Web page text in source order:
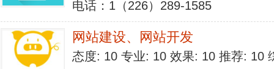
电话：1（226）289-1585
网站建设、网站开发
态度: 10 专业: 10 效果: 10 推荐: 10